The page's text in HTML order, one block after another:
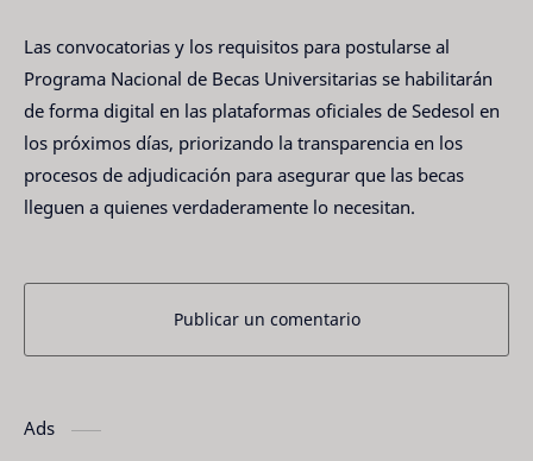
Las convocatorias y los requisitos para postularse al
Programa Nacional de Becas Universitarias se habilitarán
de forma digital en las plataformas oficiales de Sedesol en
los próximos días, priorizando la transparencia en los
procesos de adjudicación para asegurar que las becas
lleguen a quienes verdaderamente lo necesitan.
Publicar un comentario
Ads